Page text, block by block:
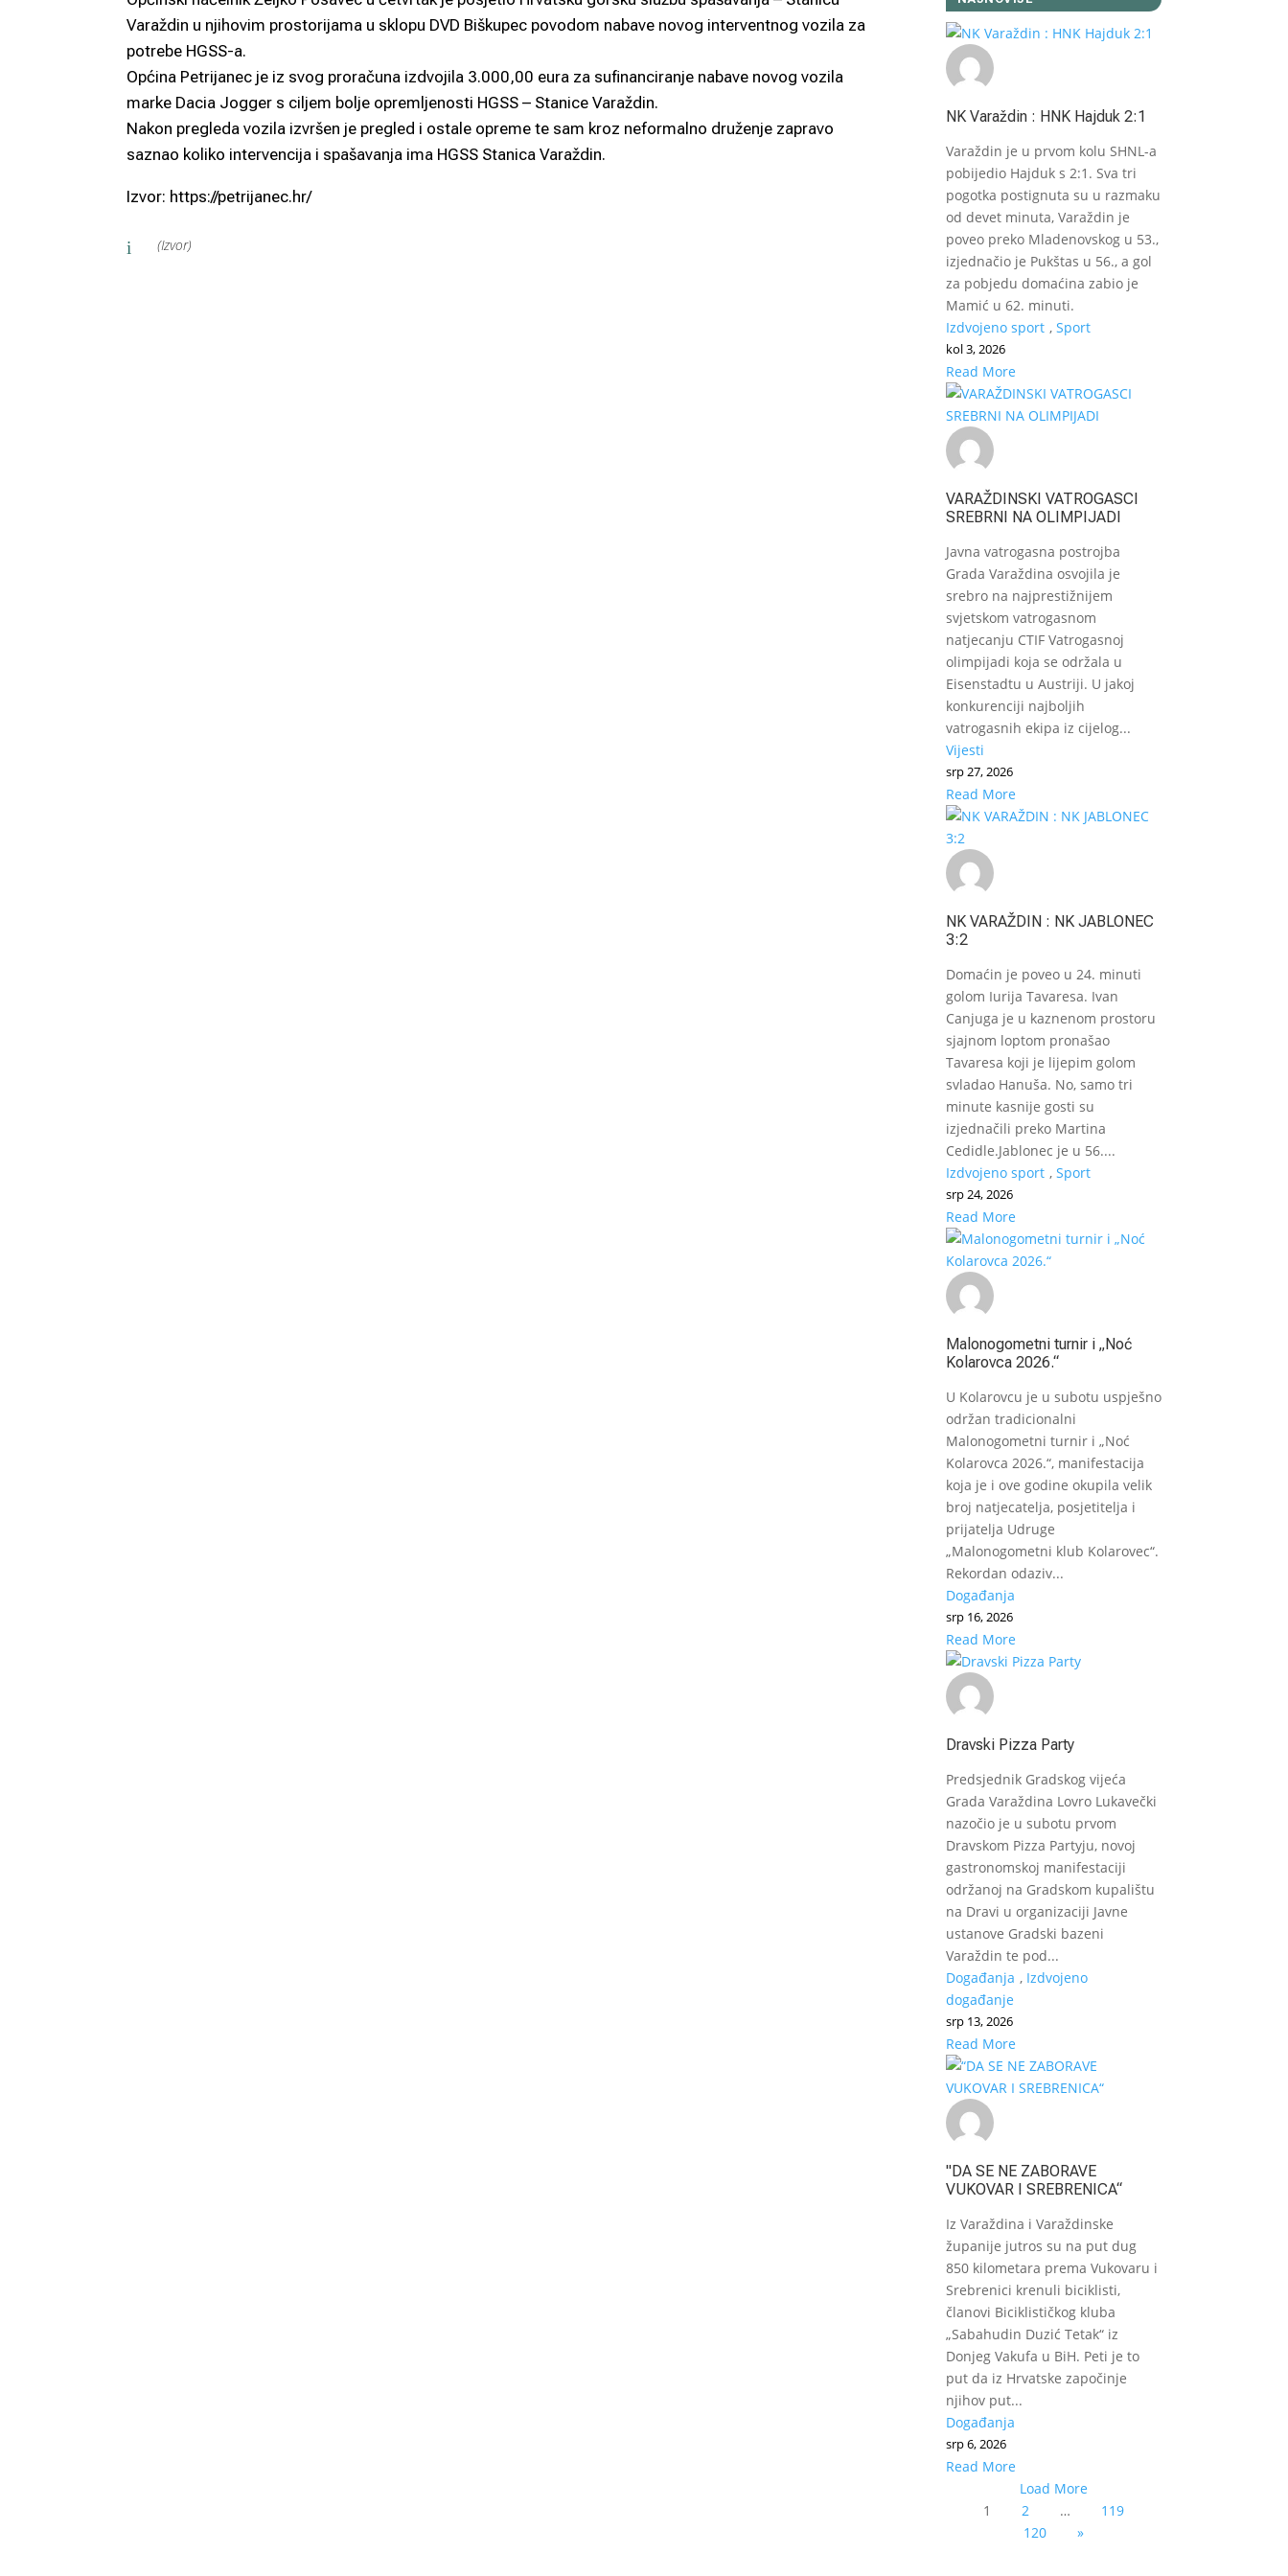
Varaždin u njihovim prostorijama u sklopu DVD Biškupec povodom nabave novog interventnog vozila za
potrebe HGSS-a.
Općina Petrijanec je iz svog proračuna izdvojila 3.000,00 eura za sufinanciranje nabave novog vozila
marke Dacia Jogger s ciljem bolje opremljenosti HGSS – Stanice Varaždin.
Nakon pregleda vozila izvršen je pregled i ostale opreme te sam kroz neformalno druženje zapravo
saznao koliko intervencija i spašavanja ima HGSS Stanica Varaždin.
Izvor: https://petrijanec.hr/
i (Izvor)
NK Varaždin : HNK Hajduk 2:1
Varaždin je u prvom kolu SHNL-a
pobijedio Hajduk s 2:1. Sva tri
pogotka postignuta su u razmaku
od devet minuta, Varaždin je
poveo preko Mladenovskog u 53.,
izjednačio je Pukštas u 56., a gol
za pobjedu domaćina zabio je
Mamić u 62. minuti.
Izdvojeno sport , Sport
kol 3, 2026
Read More
VARAŽDINSKI VATROGASCI
SREBRNI NA OLIMPIJADI
Javna vatrogasna postrojba
Grada Varaždina osvojila je
srebro na najprestižnijem
svjetskom vatrogasnom
natjecanju CTIF Vatrogasnoj
olimpijadi koja se održala u
Eisenstadtu u Austriji. U jakoj
konkurenciji najboljih
vatrogasnih ekipa iz cijelog...
Vijesti
srp 27, 2026
Read More
NK VARAŽDIN : NK JABLONEC
3:2
Domaćin je poveo u 24. minuti
golom Iurija Tavaresa. Ivan
Canjuga je u kaznenom prostoru
sjajnom loptom pronašao
Tavaresa koji je lijepim golom
svladao Hanuša. No, samo tri
minute kasnije gosti su
izjednačili preko Martina
Cedidle.Jablonec je u 56....
Izdvojeno sport , Sport
srp 24, 2026
Read More
Malonogometni turnir i „Noć
Kolarovca 2026.“
U Kolarovcu je u subotu uspješno
održan tradicionalni
Malonogometni turnir i „Noć
Kolarovca 2026.“, manifestacija
koja je i ove godine okupila velik
broj natjecatelja, posjetitelja i
prijatelja Udruge
„Malonogometni klub Kolarovec“.
Rekordan odaziv...
Događanja
srp 16, 2026
Read More
Dravski Pizza Party
Predsjednik Gradskog vijeća
Grada Varaždina Lovro Lukavečki
nazočio je u subotu prvom
Dravskom Pizza Partyju, novoj
gastronomskoj manifestaciji
održanoj na Gradskom kupalištu
na Dravi u organizaciji Javne
ustanove Gradski bazeni
Varaždin te pod...
Događanja , Izdvojeno
događanje
srp 13, 2026
Read More
"DA SE NE ZABORAVE
VUKOVAR I SREBRENICA“
Iz Varaždina i Varaždinske
županije jutros su na put dug
850 kilometara prema Vukovaru i
Srebrenici krenuli biciklisti,
članovi Biciklističkog kluba
„Sabahudin Duzić Tetak“ iz
Donjeg Vakufa u BiH. Peti je to
put da iz Hrvatske započinje
njihov put...
Događanja
srp 6, 2026
Read More
Load More
1
2 …
119
120
»